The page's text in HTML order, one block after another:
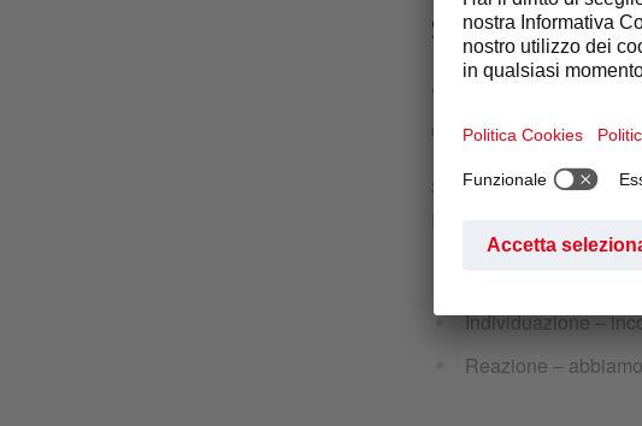
STABILIRE I
Vivendo secondo il
dove poter dare il
Siamo impegnati a
Promuoviamo un
Prevenzione –
Individuazione –
Reazione –